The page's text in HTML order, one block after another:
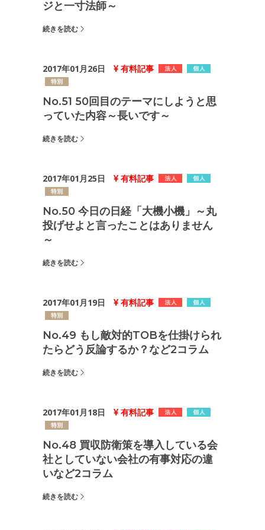
ジと一寸法師～
続きを読む
2017年01月26日 有料記事
No.51 50回目のテーマにしようと思
っていた内容～長いです～
続きを読む
2017年01月25日 有料記事
No.50 今日の日経「大機小機」～丸
投げせよと言ったことはありません
～
続きを読む
2017年01月19日 有料記事
No.49 もし敵対的TOBを仕掛けられ
たらどう反論するか？など2コラム
続きを読む
2017年01月18日 有料記事
No.48 買収防衛策を導入している会
社としていない会社の有事対応の違
いなど2コラム
続きを読む